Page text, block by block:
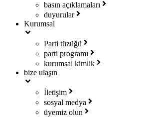
basın açıklamaları
duyurular
Kurumsal
Parti tüzüğü
parti programı
kurumsal kimlik
bize ulaşın
İletişim
sosyal medya
üyemiz olun